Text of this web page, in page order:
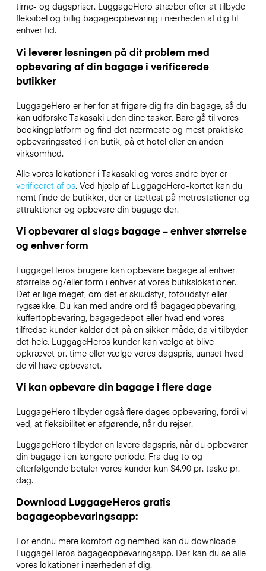
time- og dagspriser. LuggageHero stræber efter at tilbyde
fleksibel og billig bagageopbevaring i nærheden af dig til
enhver tid.
Vi leverer løsningen på dit problem med
opbevaring af din bagage i verificerede
butikker
LuggageHero er her for at frigøre dig fra din bagage, så du
kan udforske Takasaki uden dine tasker. Bare gå til vores
bookingplatform og find det nærmeste og mest praktiske
opbevaringssted i en butik, på et hotel eller en anden
virksomhed.
Alle vores lokationer i Takasaki og vores andre byer er
verificeret af os. Ved hjælp af LuggageHero-kortet kan du
nemt finde de butikker, der er tættest på metrostationer og
attraktioner og opbevare din bagage der.
Vi opbevarer al slags bagage – enhver størrelse
og enhver form
LuggageHeros brugere kan opbevare bagage af enhver
størrelse og/eller form i enhver af vores butikslokationer.
Det er lige meget, om det er skiudstyr, fotoudstyr eller
rygsække. Du kan med andre ord få bagageopbevaring,
kuffertopbevaring, bagagedepot eller hvad end vores
tilfredse kunder kalder det på en sikker måde, da vi tilbyder
det hele. LuggageHeros kunder kan vælge at blive
opkrævet pr. time eller vælge vores dagspris, uanset hvad
de vil have opbevaret.
Vi kan opbevare din bagage i flere dage
LuggageHero tilbyder også flere dages opbevaring, fordi vi
ved, at fleksibilitet er afgørende, når du rejser.
LuggageHero tilbyder en lavere dagspris, når du opbevarer
din bagage i en længere periode. Fra dag to og
efterfølgende betaler vores kunder kun $4.90 pr. taske pr.
dag.
Download LuggageHeros gratis
bagageopbevaringsapp:
For endnu mere komfort og nemhed kan du downloade
LuggageHeros bagageopbevaringsapp. Der kan du se alle
vores lokationer i nærheden af dig.